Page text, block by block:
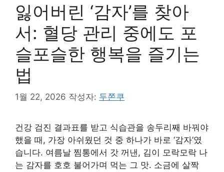
잃어버린 ‘감자’를 찾아
서: 혈당 관리 중에도 포
슬포슬한 행복을 즐기는
법
1월 22, 2026 작성자: 두쫀쿠
건강 검진 결과표를 받고 식습관을 송두리째 바꿔야
했을 때, 가장 아쉬웠던 것 중 하나가 바로 ‘감자’였
습니다. 여름날 찜통에서 갓 꺼낸, 김이 모락모락 나
는 감자를 호호 불어가며 먹는 그 맛. 소금에 살짝